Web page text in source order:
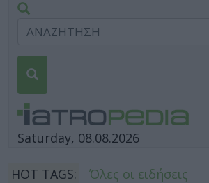
Saturday, 08.08.2026
HOT TAGS:
Όλες οι ειδήσεις